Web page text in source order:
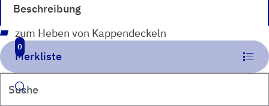
Merkliste
0
Suchen
Beschreibung
zum Heben von Kappendeckeln